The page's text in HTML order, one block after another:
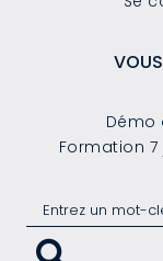
Démo
Formation